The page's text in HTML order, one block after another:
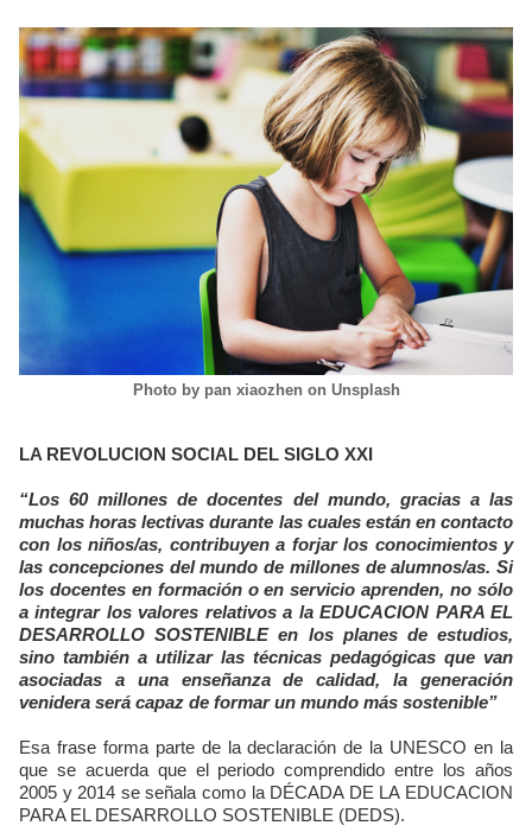
Photo by pan xiaozhen on Unsplash
LA REVOLUCION SOCIAL DEL SIGLO XXI
“Los 60 millones de docentes del mundo, gracias a las
muchas horas lectivas durante las cuales están en contacto
con los niños/as, contribuyen a forjar los conocimientos y
las concepciones del mundo de millones de alumnos/as. Si
los docentes en formación o en servicio aprenden, no sólo
a integrar los valores relativos a la EDUCACION PARA EL
DESARROLLO SOSTENIBLE en los planes de estudios,
sino también a utilizar las técnicas pedagógicas que van
asociadas a una enseñanza de calidad, la generación
venidera será capaz de formar un mundo más sostenible”
Esa frase forma parte de la declaración de la UNESCO en la
que se acuerda que el periodo comprendido entre los años
2005 y 2014 se señala como la DÉCADA DE LA EDUCACION
PARA EL DESARROLLO SOSTENIBLE (DEDS).